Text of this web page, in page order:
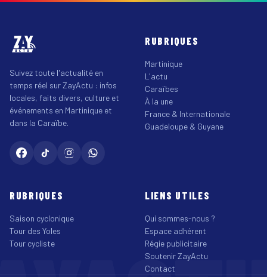
Suivez toute l'actualité en
temps réel sur ZayActu : infos
locales, faits divers, culture et
événements en Martinique et
dans la Caraïbe.
RUBRIQUES
Martinique
L'actu
Caraïbes
À la une
France & Internationale
Guadeloupe & Guyane
RUBRIQUES
Saison cyclonique
Tour des Yoles
Tour cycliste
LIENS UTILES
Qui sommes-nous ?
Espace adhérent
Régie publicitaire
Soutenir ZayActu
Contact